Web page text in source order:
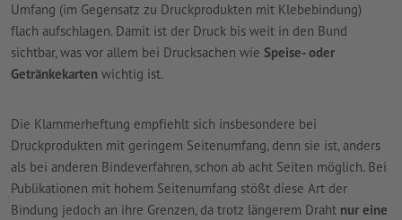
Umfang (im Gegensatz zu Druckprodukten mit Klebebindung)
flach aufschlagen. Damit ist der Druck bis weit in den Bund
sichtbar, was vor allem bei Drucksachen wie Speise- oder
Getränkekarten wichtig ist.
Die Klammerheftung empfiehlt sich insbesondere bei
Druckprodukten mit geringem Seitenumfang, denn sie ist, anders
als bei anderen Bindeverfahren, schon ab acht Seiten möglich. Bei
Publikationen mit hohem Seitenumfang stößt diese Art der
Bindung jedoch an ihre Grenzen, da trotz längerem Draht nur eine